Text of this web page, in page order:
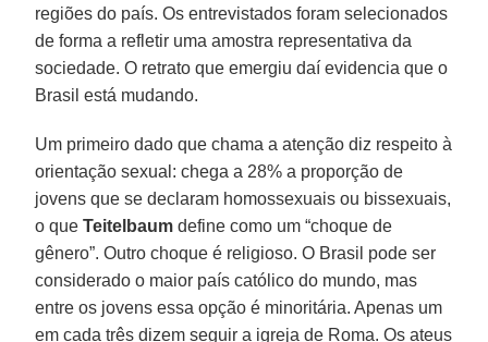
regiões do país. Os entrevistados foram selecionados
de forma a refletir uma amostra representativa da
sociedade. O retrato que emergiu daí evidencia que o
Brasil está mudando.
Um primeiro dado que chama a atenção diz respeito à
orientação sexual: chega a 28% a proporção de
jovens que se declaram homossexuais ou bissexuais,
o queTeitelbaum define como um “choque de
gênero”. Outro choque é religioso. O Brasil pode ser
considerado o maior país católico do mundo, mas
entre os jovens essa opção é minoritária. Apenas um
em cada três dizem seguir a igreja de Roma. Os ateus